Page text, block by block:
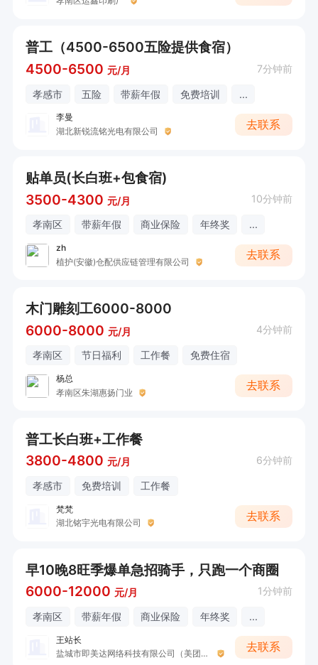
普工（4500-6500五险提供食宿）
4500-6500 元/月 7分钟前
孝感市 五险 带薪年假 免费培训 ...
李曼
湖北新锐流铭光电有限公司
去联系
贴单员(长白班+包食宿)
3500-4300 元/月 10分钟前
孝南区 带薪年假 商业保险 年终奖 ...
zh
植护(安徽)仓配供应链管理有限公司
去联系
木门雕刻工6000-8000
6000-8000 元/月 4分钟前
孝南区 节日福利 工作餐 免费住宿
杨总
孝南区朱湖惠扬门业
去联系
普工长白班+工作餐
3800-4800 元/月 6分钟前
孝感市 免费培训 工作餐
梵梵
湖北铭宇光电有限公司
去联系
早10晚8旺季爆单急招骑手，只跑一个商圈
6000-12000 元/月 1分钟前
孝南区 带薪年假 商业保险 年终奖 ...
王站长
盐城市即美达网络科技有限公司（美团外卖）
去联系